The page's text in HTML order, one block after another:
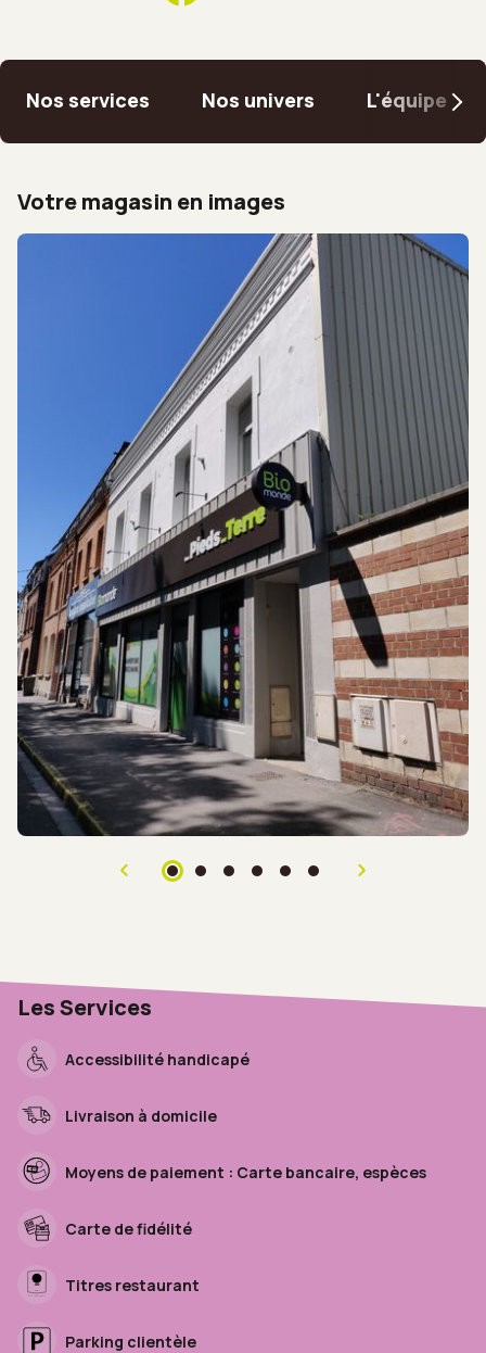
Nos services Nos univers L'équipe
Votre magasin en images
Les Services
Accessibilité handicapé
Livraison à domicile
Moyens de paiement : Carte bancaire, espèces
Carte de fidélité
Titres restaurant
Parking clientèle